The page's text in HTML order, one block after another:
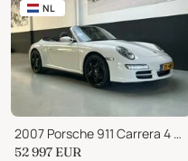
NL
2007 Porsche 911 Carrera 4 Cabriolet (997)  Timeless Elegance (200
52 997 EUR